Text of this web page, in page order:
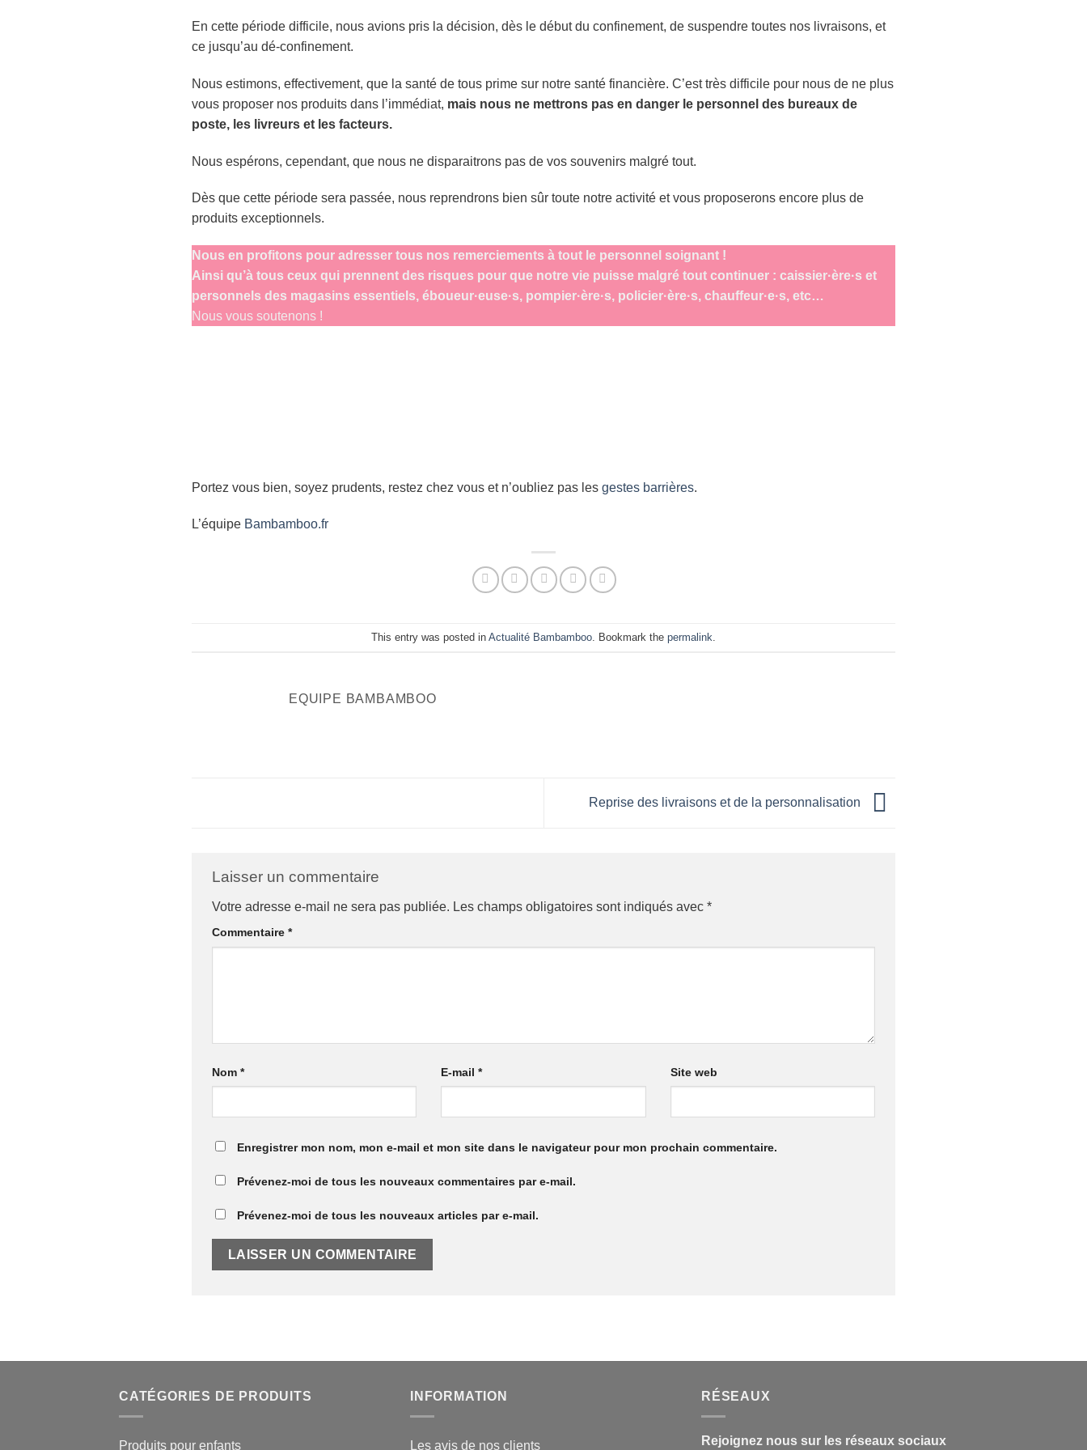
En cette période difficile, nous avions pris la décision, dès le début du confinement, de suspendre toutes nos livraisons, et
ce jusqu’au dé-confinement.
Nous estimons, effectivement, que la santé de tous prime sur notre santé financière. C’est très difficile pour nous de ne plus
vous proposer nos produits dans l’immédiat, mais nous ne mettrons pas en danger le personnel des bureaux de
poste, les livreurs et les facteurs.
Nous espérons, cependant, que nous ne disparaitrons pas de vos souvenirs malgré tout.
Dès que cette période sera passée, nous reprendrons bien sûr toute notre activité et vous proposerons encore plus de
produits exceptionnels.
Nous en profitons pour adresser tous nos remerciements à tout le personnel soignant !
Ainsi qu’à tous ceux qui prennent des risques pour que notre vie puisse malgré tout continuer : caissier·ère·s et
personnels des magasins essentiels, éboueur·euse·s, pompier·ère·s, policier·ère·s, chauffeur·e·s, etc…
Nous vous soutenons !
Portez vous bien, soyez prudents, restez chez vous et n’oubliez pas les gestes barrières.
L’équipe Bambamboo.fr
This entry was posted in Actualité Bambamboo . Bookmark the permalink
EQUIPE BAMBAMBOO
Reprise des livraisons et de la personnalisation
Laisser un commentaire
Votre adresse e-mail ne sera pas publiée. Les champs obligatoires sont indiqués avec *
Commentaire *
Nom * E-mail* Site web
Enregistrer mon nom, mon e-mail et mon site dans le navigateur pour mon prochain commentaire.
Prévenez-moi de tous les nouveaux commentaires par e-mail.
Prévenez-moi de tous les nouveaux articles par e-mail.
CATÉGORIES DE PRODUITS
Produits pour enfants
INFORMATION
Les avis de nos clients
RÉSEAUX
Rejoignez nous sur les réseaux sociaux